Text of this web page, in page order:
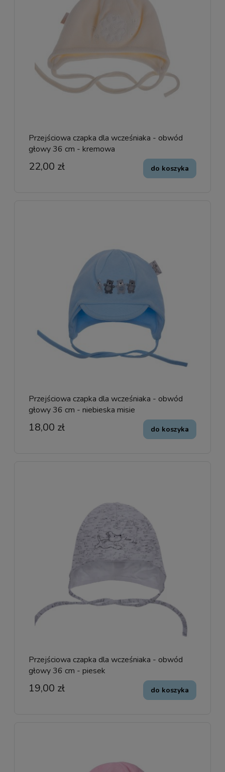
Przejściowa czapka dla wcześniaka - obwód
głowy 36 cm - kremowa
22,00 zł do koszyka
Przejściowa czapka dla wcześniaka - obwód
głowy 36 cm - niebieska misie
18,00 zł do koszyka
Przejściowa czapka dla wcześniaka - obwód
głowy 36 cm - piesek
19,00 zł do koszyka